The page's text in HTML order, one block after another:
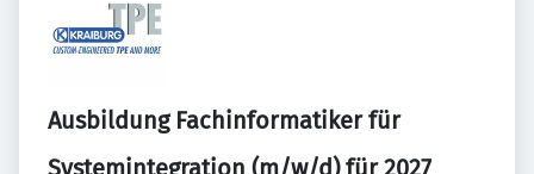
Ausbildung Fachinformatiker für
Systemintegration (m/w/d) für 2027